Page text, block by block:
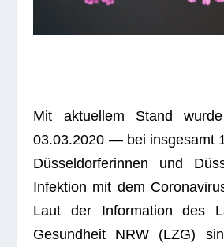
Mit aktu­el­lem Stand
03.03.2020 — bei ins­ge­samt
Düs­sel­dor­fe­rin­nen und
Infek­tion mit dem
Laut der Infor­ma­tion des
Gesund­heit NRW (LZG)